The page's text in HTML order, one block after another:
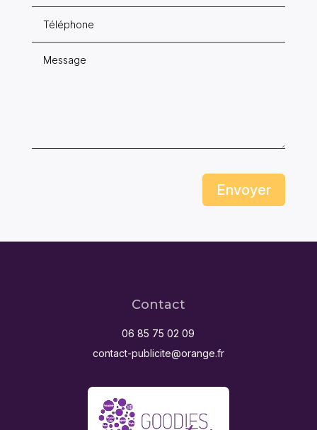
Envoyer
Contact
06 85 75 02 09
contact-publicite@orange.fr